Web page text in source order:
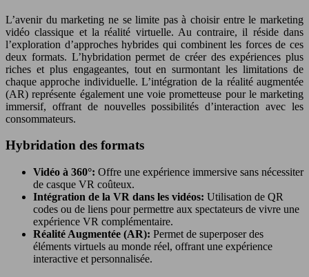
L’avenir du marketing ne se limite pas à choisir entre le marketing
vidéo classique et la réalité virtuelle. Au contraire, il réside dans
l’exploration d’approches hybrides qui combinent les forces de ces
deux formats. L’hybridation permet de créer des expériences plus
riches et plus engageantes, tout en surmontant les limitations de
chaque approche individuelle. L’intégration de la réalité augmentée
(AR) représente également une voie prometteuse pour le marketing
immersif, offrant de nouvelles possibilités d’interaction avec les
consommateurs.
Hybridation des formats
Vidéo à 360°: Offre une expérience immersive sans nécessiter
de casque VR coûteux.
Intégration de la VR dans les vidéos: Utilisation de QR
codes ou de liens pour permettre aux spectateurs de vivre une
expérience VR complémentaire.
Réalité Augmentée (AR): Permet de superposer des
éléments virtuels au monde réel, offrant une expérience
interactive et personnalisée.